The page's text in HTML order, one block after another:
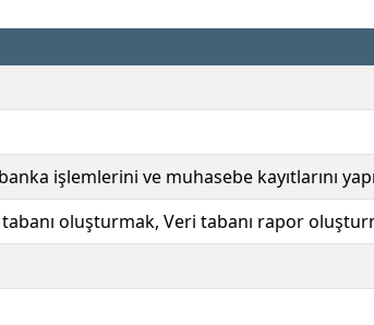
işlemlerini ve muhasebe kayıtlarını
oluşturmak, Veri tabanı rapor